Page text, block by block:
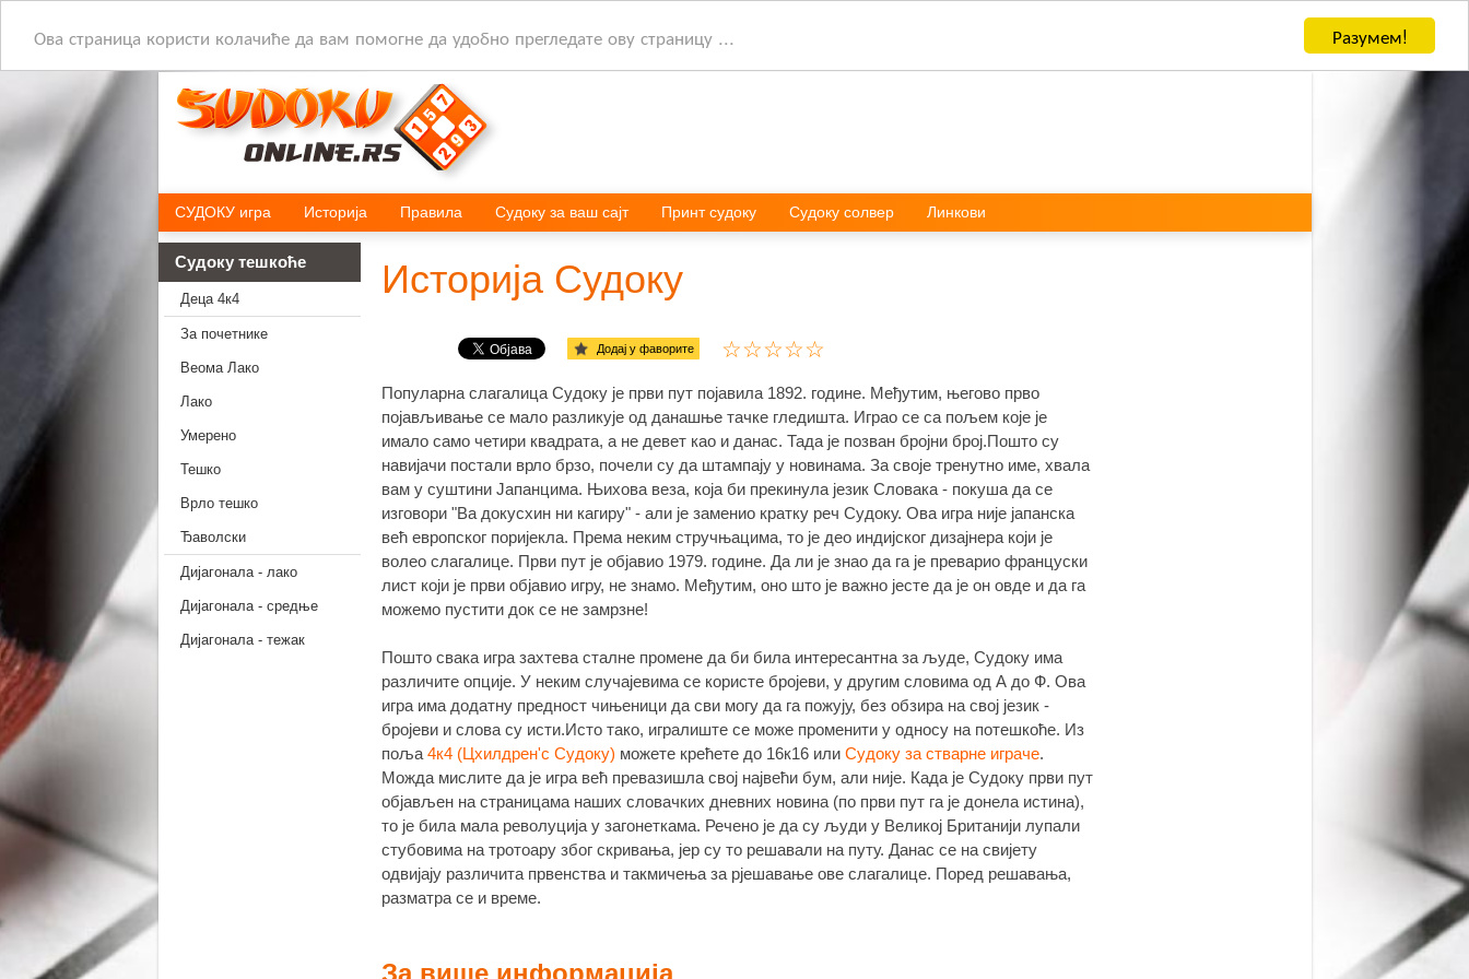
Разумем!
Ова страница користи колачиће да вам помогне да удобно прегледате ову страницу ...
СУДОКУ игра Историја Правила Судоку за ваш сајт Принт судоку Судоку солвер Линкови
Судоку тешкоће
Деца 4к4
За почетнике
Веома Лако
Лако
Умерено
Тешко
Врло тешко
Ђаволски
Дијагонала - лако
Дијагонала - средње
Дијагонала - тежак
Историја Судоку
Додај у фаворите
Популарна слагалица Судоку је први пут појавила 1892. године. Међутим, његово прво
појављивање се мало разликује од данашње тачке гледишта. Играо се са пољем које је
имало само четири квадрата, а не девет као и данас. Тада је позван бројни број.Пошто су
навијачи постали врло брзо, почели су да штампају у новинама. За своје тренутно име, хвала
вам у суштини Јапанцима. Њихова веза, која би прекинула језик Словака - покуша да се
изговори "Ва докусхин ни кагиру" - али је заменио кратку реч Судоку. Ова игра није јапанска
већ европског поријекла. Према неким стручњацима, то је део индијског дизајнера који је
волео слагалице. Први пут је објавио 1979. године. Да ли је знао да га је преварио француски
лист који је први објавио игру, не знамо. Међутим, оно што је важно јесте да је он овде и да га
можемо пустити док се не замрзне!
Пошто свака игра захтева сталне промене да би била интересантна за људе, Судоку има
различите опције. У неким случајевима се користе бројеви, у другим словима од А до Ф. Ова
игра има додатну предност чињеници да сви могу да га пожују, без обзира на свој језик -
бројеви и слова су исти.Исто тако, игралиште се може променити у односу на потешкоће. Из
поља 4к4 (Цхилдрен'с Судоку) можете крећете до 16к16 или Судоку за стварне играче.
Можда мислите да је игра већ превазишла свој највећи бум, али није. Када је Судоку први пут
објављен на страницама наших словачких дневних новина (по први пут га је донела истина),
то је била мала револуција у загонеткама. Речено је да су људи у Великој Британији лупали
стубовима на тротоару због скривања, јер су то решавали на путу. Данас се на свијету
одвијају различита првенства и такмичења за рјешавање ове слагалице. Поред решавања,
разматра се и време.
За више информација